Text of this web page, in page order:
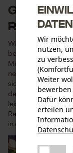
Wer Rasen im
benötigt unbedingt
Modelle für alle, die
nennen. Elektro-
sich für eine kleine
den Rasenmähern
leistungsstark
Rasenflächen. Wer
in einen
Wir
nutzen,
zu
Weiter
Dafür
erteilen
Es ist